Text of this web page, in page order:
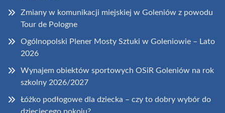
Zmiany w komunikacji miejskiej w Goleniów z powodu
Tour de Pologne
Ogólnopolski Plener Mosty Sztuki w Goleniowie – Lato
2026
Wynajem obiektów sportowych OSiR Goleniów na rok
szkolny 2026/2027
Łóżko podłogowe dla dziecka – czy to dobry wybór do
dziecięcego pokoju?